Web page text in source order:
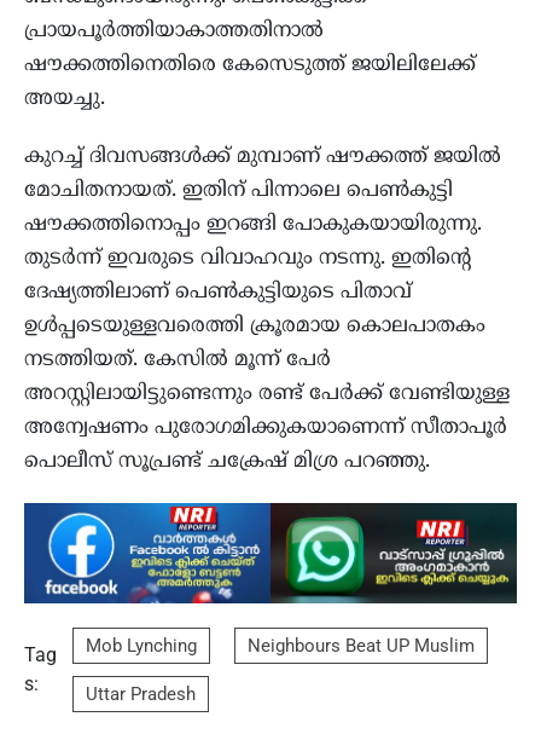
പ്രായപൂർത്തിയാകാത്തതിനാൽ
ഷൗക്കത്തിനെതിരെ കേസെടുത്ത് ജയിലിലേക്ക്
അയച്ചു.
കുറച്ച് ദിവസങ്ങൾക്ക് മുമ്പാണ് ഷൗക്കത്ത് ജയിൽ
മോചിതനായത്. ഇതിന് പിന്നാലെ പെൺകുട്ടി
ഷൗക്കത്തിനൊപ്പം ഇറങ്ങി പോകുകയായിരുന്നു.
തുടർന്ന് ഇവരുടെ വിവാഹവും നടന്നു. ഇതിന്റെ
ദേഷ്യത്തിലാണ് പെൺകുട്ടിയുടെ പിതാവ്
ഉൾപ്പടെയുള്ളവരെത്തി ക്രൂരമായ കൊലപാതകം
നടത്തിയത്. കേസിൽ മൂന്ന് പേർ
അറസ്റ്റിലായിട്ടുണ്ടെന്നും രണ്ട് പേർക്ക് വേണ്ടിയുള്ള
അന്വേഷണം പുരോഗമിക്കുകയാണെന്ന് സീതാപൂർ
പൊലീസ് സൂപ്രണ്ട് ചക്രേഷ് മിശ്ര പറഞ്ഞു.
Tag
s:
Mob Lynching Neighbours Beat UP Muslim
Uttar Pradesh